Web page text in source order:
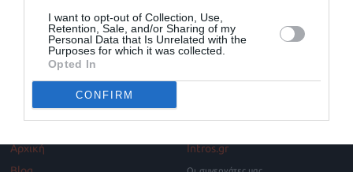
I want to opt-out of Collection, Use,
Retention, Sale, and/or Sharing of my
Personal Data that Is Unrelated with the
Purposes for which it was collected.
Opted In
CONFIRM
Επιδιόρθωση κοινών προβλημάτων όπως μη
λειτουργικές παραπομπές, χαμένες φωτογραφίες,
ορθογραφικές διορθώσεις, έλλειψη τίτλων στις
επιμέρους σελίδες κ.λ.π.
Υπηρεσίες
Αρχική
Intros.gr